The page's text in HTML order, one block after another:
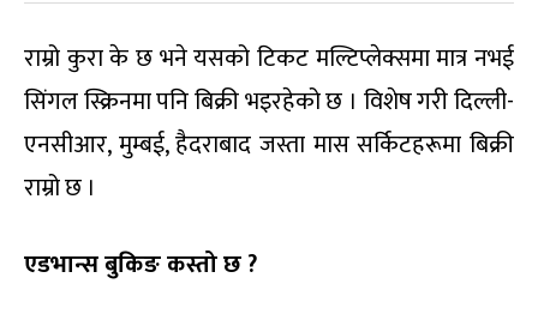
राम्रो कुरा के छ भने यसको टिकट मल्टिप्लेक्समा मात्र नभई
सिंगल स्क्रिनमा पनि बिक्री भइरहेको छ । विशेष गरी दिल्ली-
एनसीआर, मुम्बई, हैदराबाद जस्ता मास सर्किटहरूमा बिक्री
राम्रो छ ।
एडभान्स बुकिङ कस्तो छ ?